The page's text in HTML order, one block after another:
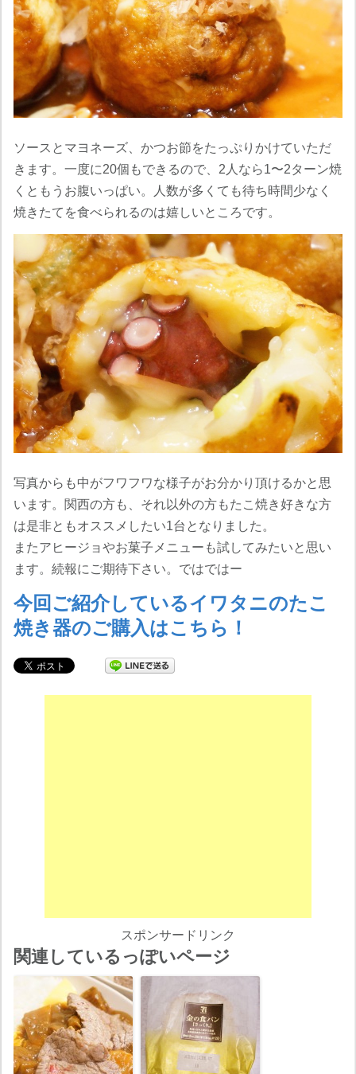
ソースとマヨネーズ、かつお節をたっぷりかけていただ
きます。一度に20個もできるので、2人なら1〜2ターン焼
くともうお腹いっぱい。人数が多くても待ち時間少なく
焼きたてを食べられるのは嬉しいところです。
写真からも中がフワフワな様子がお分かり頂けるかと思
います。関西の方も、それ以外の方もたこ焼き好きな方
は是非ともオススメしたい1台となりました。
またアヒージョやお菓子メニューも試してみたいと思い
ます。続報にご期待下さい。ではではー
今回ご紹介しているイワタニのたこ
焼き器のご購入はこちら！
スポンサードリンク
関連しているっぽいページ